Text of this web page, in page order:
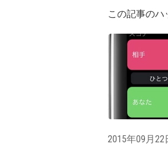
この記事のハ
2015年09月22